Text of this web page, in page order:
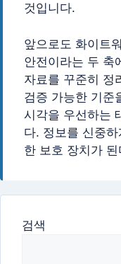
것입니다.
앞으로도 화이트
안전이라는 두 축
자료를 꾸준히 정
검증 가능한 기준
시각을 우선하는
다. 정보를 신중
한 보호 장치가
검색